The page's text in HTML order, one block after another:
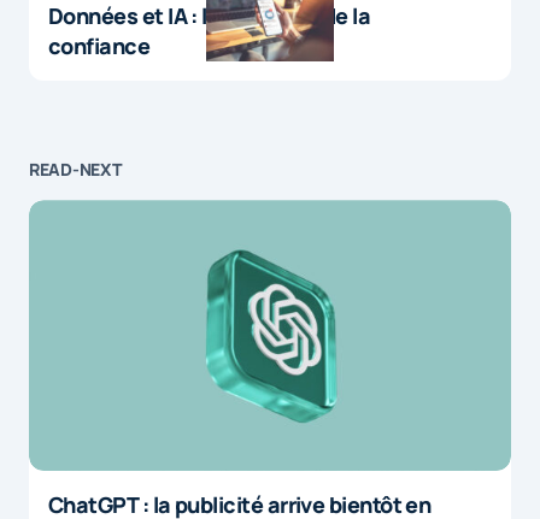
Données et IA : le paradoxe de la
confiance
READ-NEXT
ChatGPT : la publicité arrive bientôt en